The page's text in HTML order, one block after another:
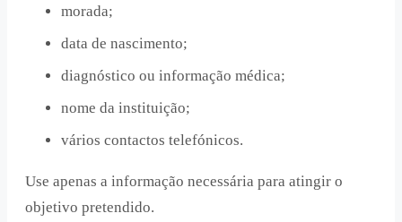
morada;
data de nascimento;
diagnóstico ou informação médica;
nome da instituição;
vários contactos telefónicos.
Use apenas a informação necessária para atingir o
objetivo pretendido.